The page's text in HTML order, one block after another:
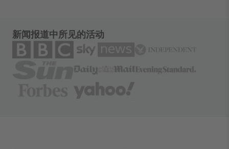
新闻报道中所见的活动